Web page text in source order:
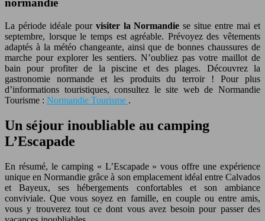
normandie
La période idéale pour visiter la Normandiese situe entre mai et
septembre, lorsque le temps est agréable. Prévoyez des vêtements
adaptés à la météo changeante, ainsi que de bonnes chaussures de
marche pour explorer les sentiers. N’oubliez pas votre maillot de
bain pour profiter de la piscine et des plages. Découvrez la
gastronomie normande et les produits du terroir ! Pour plus
d’informations touristiques, consultez le site web de Normandie
Tourisme : Normandie Tourisme .
Un séjour inoubliable au camping
L’Escapade
En résumé, le camping « L’Escapade » vous offre une expérience
unique en Normandie grâce à son emplacement idéal entre Calvados
et Bayeux, ses hébergements confortables et son ambiance
conviviale. Que vous soyez en famille, en couple ou entre amis,
vous y trouverez tout ce dont vous avez besoin pour passer des